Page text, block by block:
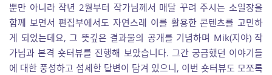
뿐만 아니라 작년 2월부터 작가님께서 매달 꾸려 주시는 소일장을
함께 보면서 편집부에서도 자연스레 이를 활용한 콘텐츠를 고민하
게 되었는데요, 그 뜻깊은 결과물의 공개를 기념하며 Mik(지야) 작
가님과 본격 숏터뷰를 진행해 보았습니다. 그간 궁금했던 이야기들
에 대한 풍성하고 섬세한 답변이 담겨 있으니, 이번 숏터뷰도 모쪼록